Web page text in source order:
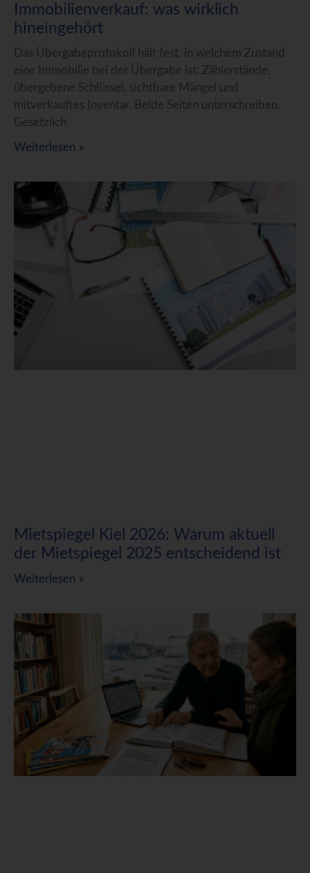
Immobilienverkauf: was wirklich
hineingehört
Das Übergabeprotokoll hält fest, in welchem Zustand
eine Immobilie bei der Übergabe ist: Zählerstände,
übergebene Schlüssel, sichtbare Mängel und
mitverkauftes Inventar. Beide Seiten unterschreiben.
Gesetzlich
Weiterlesen »
Mietspiegel Kiel 2026: Warum aktuell
der Mietspiegel 2025 entscheidend ist
Weiterlesen »